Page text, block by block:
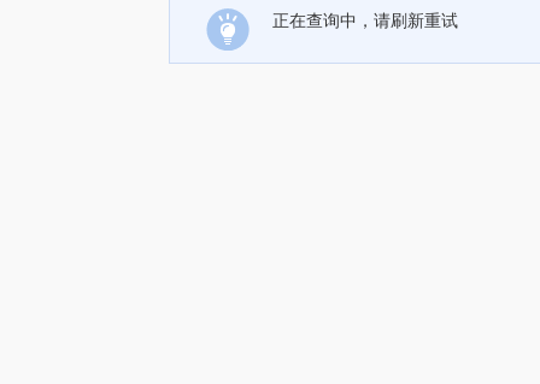
正在查询中，请刷新重试